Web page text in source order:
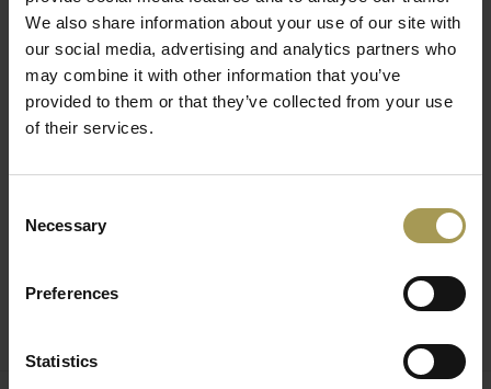
We also share information about your use of our site with
our social media, advertising and analytics partners who
may combine it with other information that you’ve
provided to them or that they’ve collected from your use
of their services.
Selection
Necessary
Preferences
Statistics
(hoogte, diepte en rugleuning kantelfuncties)
Maten:50b x 40 - 51h x 49d cm - Hoogte: 120-
130cm
Materiaal:stof, plastiek, nylon onderstel, netweefsel
Optioneel:wielen voor harde vloer
De New Enjoy ergonomische bureaustoel biedt een
verstelbaarheid, ideaal voor lange werkuren. Deze stoel is
ontworpen met een hoog rugleuning, dat verstelbaar is in
ondersteunen. De geïntegreerde lendensteun is verstelbaar in